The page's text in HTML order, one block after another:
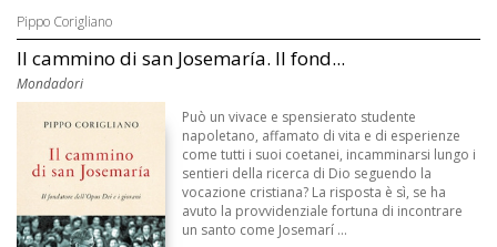
Pippo Corigliano
Il cammino di san Josemaría. Il fond...
Mondadori
Può un vivace e spensierato studente
napoletano, affamato di vita e di esperienze
come tutti i suoi coetanei, incamminarsi lungo i
sentieri della ricerca di Dio seguendo la
vocazione cristiana? La risposta è sì, se ha
avuto la provvidenziale fortuna di incontrare
un santo come Josemarí ...